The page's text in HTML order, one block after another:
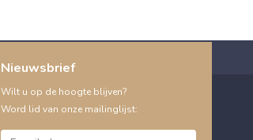
Nieuwsbrief
Wilt u op de hoogte blijven?
Word lid van onze mailinglijst: